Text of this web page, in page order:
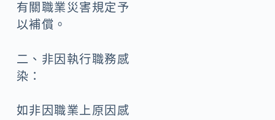
有關職業災害規定予
以補償。
二、非因執行職務感
染：
如非因職業上原因感